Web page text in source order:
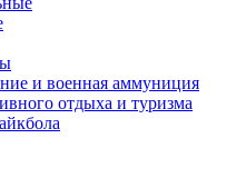
и военная аммуниция
отдыха и туризма